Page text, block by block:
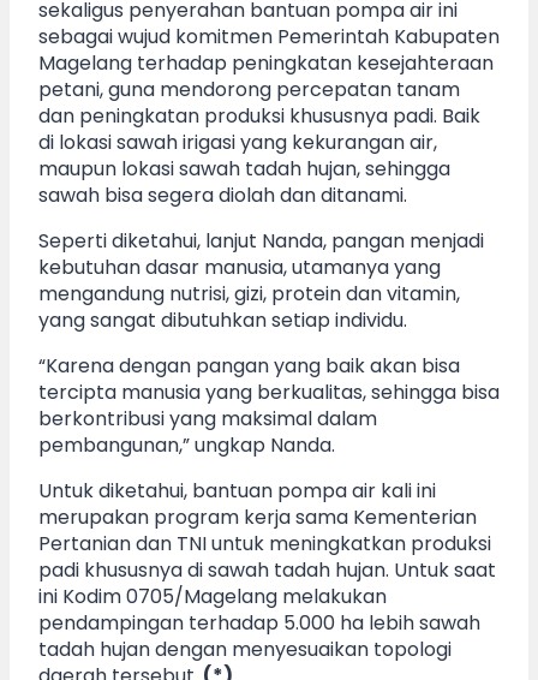
sekaligus penyerahan bantuan pompa air ini
sebagai wujud komitmen Pemerintah Kabupaten
Magelang terhadap peningkatan kesejahteraan
petani, guna mendorong percepatan tanam
dan peningkatan produksi khususnya padi. Baik
di lokasi sawah irigasi yang kekurangan air,
maupun lokasi sawah tadah hujan, sehingga
sawah bisa segera diolah dan ditanami.
Seperti diketahui, lanjut Nanda, pangan menjadi
kebutuhan dasar manusia, utamanya yang
mengandung nutrisi, gizi, protein dan vitamin,
yang sangat dibutuhkan setiap individu.
“Karena dengan pangan yang baik akan bisa
tercipta manusia yang berkualitas, sehingga bisa
berkontribusi yang maksimal dalam
pembangunan,” ungkap Nanda.
Untuk diketahui, bantuan pompa air kali ini
merupakan program kerja sama Kementerian
Pertanian dan TNI untuk meningkatkan produksi
padi khususnya di sawah tadah hujan. Untuk saat
ini Kodim 0705/Magelang melakukan
pendampingan terhadap 5.000 ha lebih sawah
tadah hujan dengan menyesuaikan topologi